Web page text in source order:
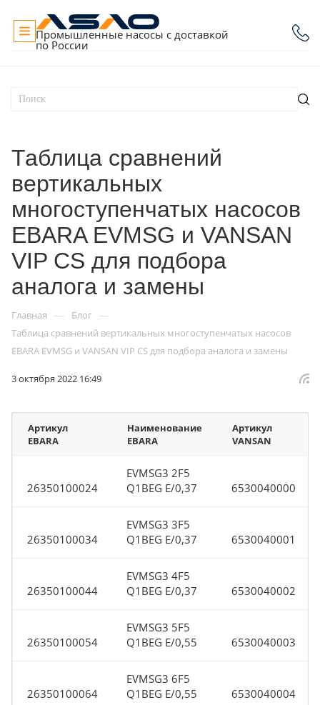
Промышленные насосы с доставкой
по России
Таблица сравнений
вертикальных
многоступенчатых насосов
EBARA EVMSG и VANSAN
VIP CS для подбора
аналога и замены
Главная — Блог —
Таблица сравнений вертикальных многоступенчатых насосов
EBARA EVMSG и VANSAN VIP CS для подбора аналога и замены
3 октября 2022 16:49
Артикул
EBARA
Наименование
EBARA
Артикул
VANSAN
26350100024
EVMSG3 2F5
Q1BEG E/0,37
6530040000
26350100034
EVMSG3 3F5
Q1BEG E/0,37
6530040001
26350100044
EVMSG3 4F5
Q1BEG E/0,37
6530040002
26350100054
EVMSG3 5F5
Q1BEG E/0,55
6530040003
26350100064
EVMSG3 6F5
Q1BEG E/0,55
6530040004